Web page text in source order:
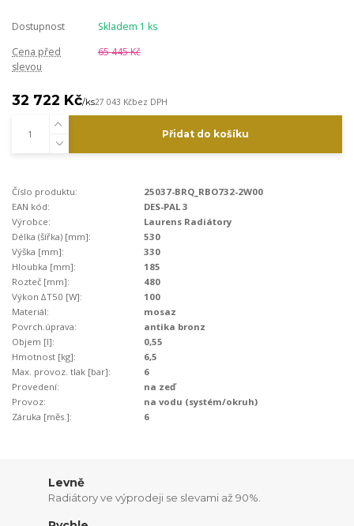
Dostupnost
Skladem 1 ks
Cena před
slevou
65 445 Kč
32 722 Kč/ks27 043 Kčbez DPH
Přidat do košíku
Číslo produktu:
25037-BRQ_RBO732-2W00
EAN kód:
DES-PAL 3
Výrobce:
Laurens Radiátory
Délka (šířka) [mm]:
530
Výška [mm]:
330
Hloubka [mm]:
185
Rozteč [mm]:
480
Výkon ∆T50 [W]:
100
Materiál:
mosaz
Povrch.úprava:
antika bronz
Objem [l]:
0,55
Hmotnost [kg]:
6,5
Max. provoz. tlak [bar]:
6
Provedení:
na zeď
Provoz:
na vodu (systém/okruh)
Záruka [měs.]:
6
Levně
Radiátory ve výprodeji se slevami až 90%.